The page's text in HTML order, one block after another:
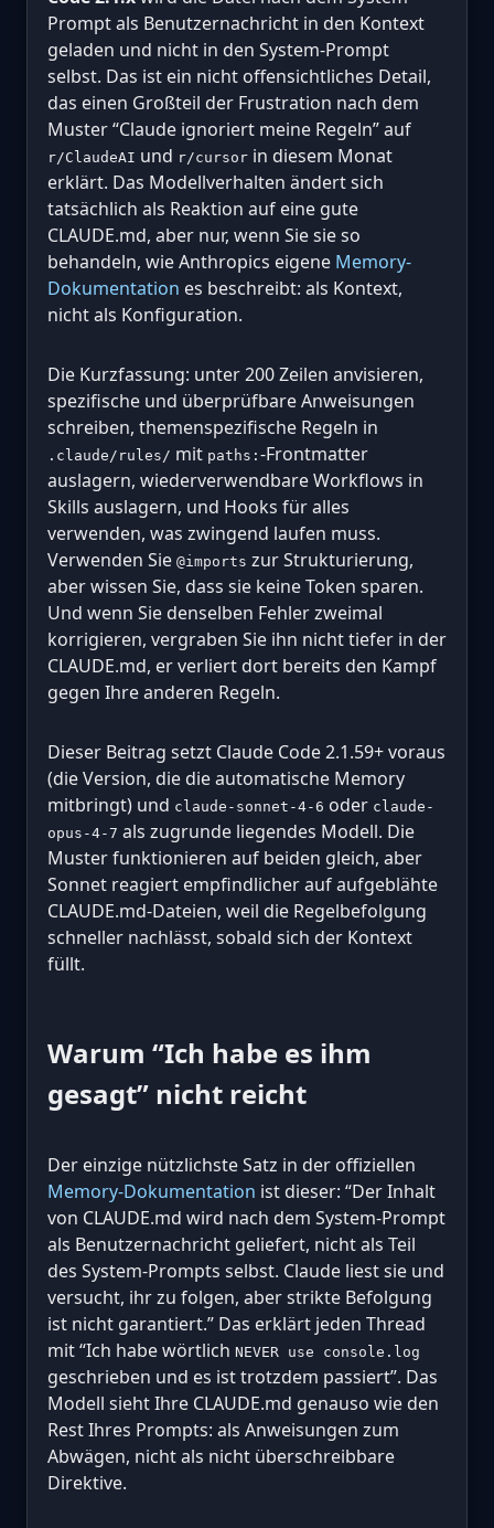
Prompt als Benutzernachricht in den Kontext
geladen und nicht in den System-Prompt
selbst. Das ist ein nicht offensichtliches Detail,
das einen Großteil der Frustration nach dem
Muster “Claude ignoriert meine Regeln” auf
r/ClaudeAI und r/cursor in diesem Monat
erklärt. Das Modellverhalten ändert sich
tatsächlich als Reaktion auf eine gute
CLAUDE.md, aber nur, wenn Sie sie so
behandeln, wie Anthropics eigene Memory-
Dokumentation es beschreibt: als Kontext,
nicht als Konfiguration.
Die Kurzfassung: unter 200 Zeilen anvisieren,
spezifische und überprüfbare Anweisungen
schreiben, themenspezifische Regeln in
.claude/rules/ mit paths: -Frontmatter
auslagern, wiederverwendbare Workflows in
Skills auslagern, und Hooks für alles
verwenden, was zwingend laufen muss.
Verwenden Sie @imports zur Strukturierung,
aber wissen Sie, dass sie keine Token sparen.
Und wenn Sie denselben Fehler zweimal
korrigieren, vergraben Sie ihn nicht tiefer in der
CLAUDE.md, er verliert dort bereits den Kampf
gegen Ihre anderen Regeln.
Dieser Beitrag setzt Claude Code 2.1.59+ voraus
(die Version, die die automatische Memory
mitbringt) und claude-sonnet-4-6 oder claude-
opus-4-7 als zugrunde liegendes Modell. Die
Muster funktionieren auf beiden gleich, aber
Sonnet reagiert empfindlicher auf aufgeblähte
CLAUDE.md-Dateien, weil die Regelbefolgung
schneller nachlässt, sobald sich der Kontext
füllt.
Warum “Ich habe es ihm
gesagt” nicht reicht
Der einzige nützlichste Satz in der offiziellen
Memory-Dokumentation ist dieser: “Der Inhalt
von CLAUDE.md wird nach dem System-Prompt
als Benutzernachricht geliefert, nicht als Teil
des System-Prompts selbst. Claude liest sie und
versucht, ihr zu folgen, aber strikte Befolgung
ist nicht garantiert.” Das erklärt jeden Thread
mit “Ich habe wörtlich NEVER use console.log
geschrieben und es ist trotzdem passiert”. Das
Modell sieht Ihre CLAUDE.md genauso wie den
Rest Ihres Prompts: als Anweisungen zum
Abwägen, nicht als nicht überschreibbare
Direktive.